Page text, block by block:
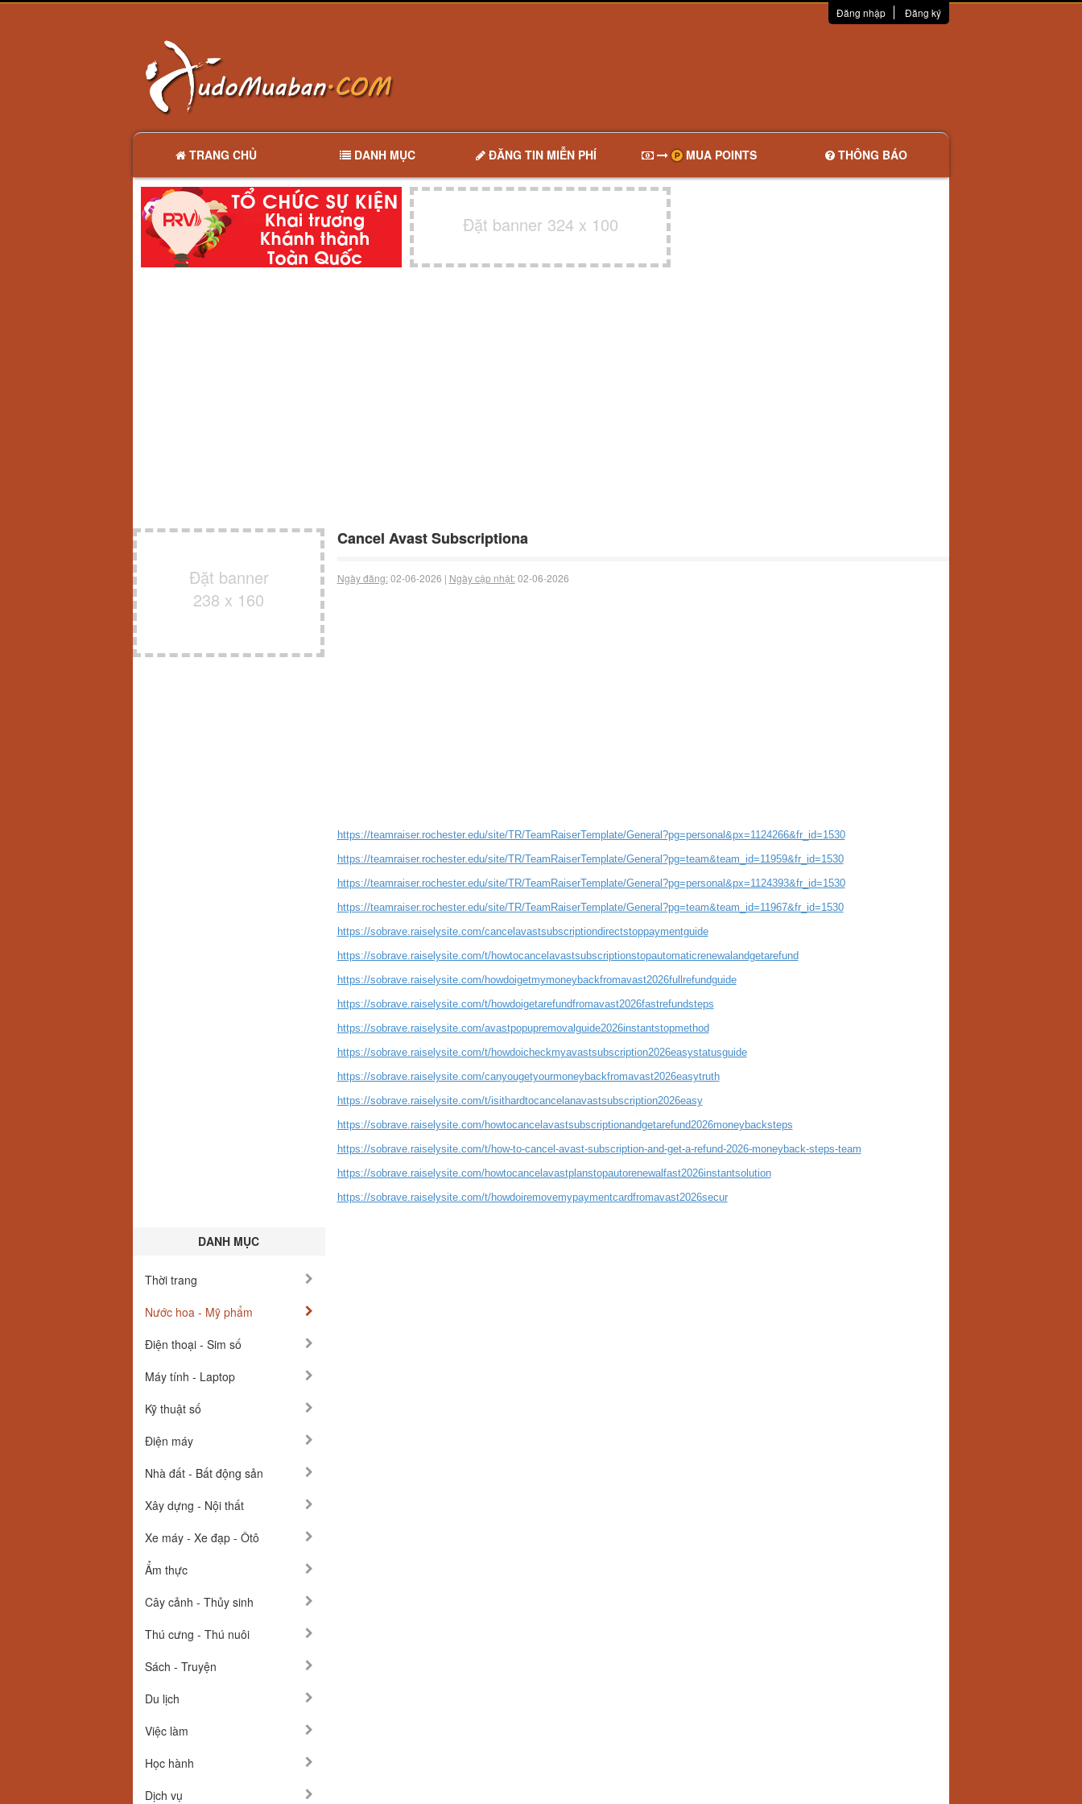
Đăng nhập Đăng ký
TRANG CHỦ DANH MỤC ĐĂNG TIN MIỄN PHÍ MUA POINTS THÔNG BÁO
Đặt banner 324 x 100
Đặt banner
238 x 160
DANH MỤC
Thời trang
Nước hoa - Mỹ phẩm
Điện thoại - Sim số
Máy tính - Laptop
Kỹ thuật số
Điện máy
Nhà đất - Bất động sản
Xây dựng - Nội thất
Xe máy - Xe đạp - Ôtô
Ẩm thực
Cây cảnh - Thủy sinh
Thú cưng - Thú nuôi
Sách - Truyện
Du lịch
Việc làm
Học hành
Dịch vụ
Cancel Avast Subscriptiona
Ngày đăng:02-06-2026 | Ngày cập nhật:02-06-2026
https://teamraiser.rochester.edu/site/TR/TeamRaiserTemplate/General?pg=personal&px=1124266&fr_id=1530
https://teamraiser.rochester.edu/site/TR/TeamRaiserTemplate/General?pg=team&team_id=11959&fr_id=1530
https://teamraiser.rochester.edu/site/TR/TeamRaiserTemplate/General?pg=personal&px=1124393&fr_id=1530
https://teamraiser.rochester.edu/site/TR/TeamRaiserTemplate/General?pg=team&team_id=11967&fr_id=1530
https://sobrave.raiselysite.com/cancelavastsubscriptiondirectstoppaymentguide
https://sobrave.raiselysite.com/t/howtocancelavastsubscriptionstopautomaticrenewalandgetarefund
https://sobrave.raiselysite.com/howdoigetmymoneybackfromavast2026fullrefundguide
https://sobrave.raiselysite.com/t/howdoigetarefundfromavast2026fastrefundsteps
https://sobrave.raiselysite.com/avastpopupremovalguide2026instantstopmethod
https://sobrave.raiselysite.com/t/howdoicheckmyavastsubscription2026easystatusguide
https://sobrave.raiselysite.com/canyougetyourmoneybackfromavast2026easytruth
https://sobrave.raiselysite.com/t/isithardtocancelanavastsubscription2026easy
https://sobrave.raiselysite.com/howtocancelavastsubscriptionandgetarefund2026moneybacksteps
https://sobrave.raiselysite.com/t/how-to-cancel-avast-subscription-and-get-a-refund-2026-moneyback-steps-team
https://sobrave.raiselysite.com/howtocancelavastplanstopautorenewalfast2026instantsolution
https://sobrave.raiselysite.com/t/howdoiremovemypaymentcardfromavast2026secur